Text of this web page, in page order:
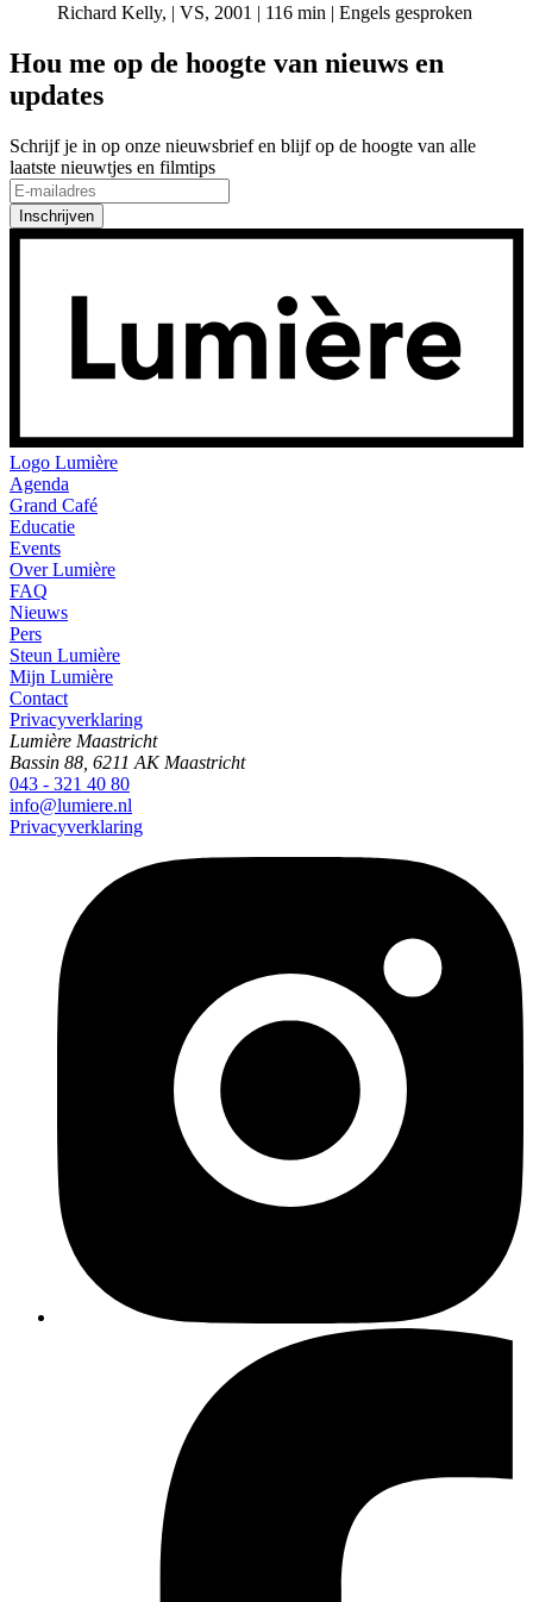
Richard Kelly, | VS, 2001 | 116 min | Engels gesproken
Hou me op de hoogte van nieuws en
updates
Schrijf je in op onze nieuwsbrief en blijf op de hoogte van alle
laatste nieuwtjes en filmtips
Inschrijven
Logo Lumière
Agenda
Grand Café
Educatie
Events
Over Lumière
FAQ
Nieuws
Pers
Steun Lumière
Mijn Lumière
Contact
Privacyverklaring
Lumière Maastricht
Bassin 88, 6211 AK Maastricht
043 - 321 40 80
info@lumiere.nl
Privacyverklaring